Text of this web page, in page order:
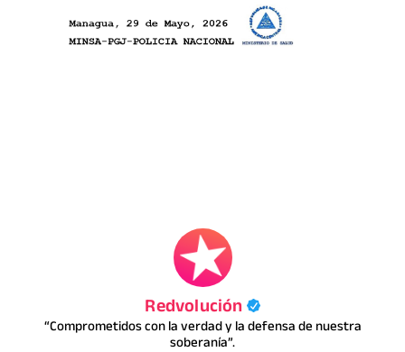
Redvolución
“Comprometidos con la verdad y la defensa de nuestra
soberanía”.